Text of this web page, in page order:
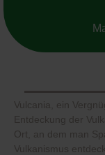
Vulcania, ein
Entdeckung der
Ort, an dem man
Vulkanismus